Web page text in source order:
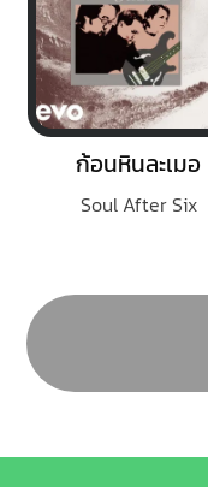
ก้อนหินละเมอ
Soul After Six